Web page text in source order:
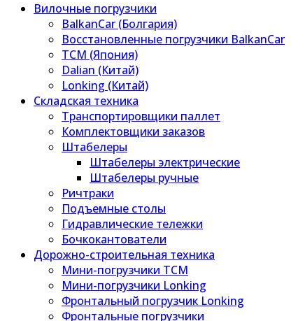
Вилочные погрузчики
BalkanCar (Болгария)
Восстановленные погрузчики BalkanCar
TCM (Япония)
Dalian (Китай)
Lonking (Китай)
Складская техника
Транспортировщики паллет
Комплектовщики заказов
Штабелеры
Штабелеры электрические
Штабелеры ручные
Ричтраки
Подъемные столы
Гидравлические тележки
Бочкокантователи
Дорожно-строительная техника
Мини-погрузчики TCM
Мини-погрузчики Lonking
Фронтальный погрузчик Lonking
Фронтальные погрузчики